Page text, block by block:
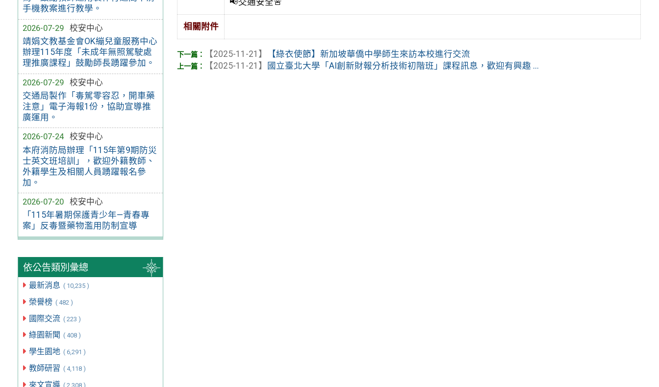
手機教案進行教學。
2026-07-29
校安中心
靖娟文教基金會OK繃兒童服務中心
辦理115年度「未成年無照駕駛處
理推廣課程」鼓勵師長踴躍參加。
2026-07-29
校安中心
交通局製作「毒駕零容忍，開車藥
注意」電子海報1份，協助宣導推
廣運用。
2026-07-24
校安中心
本府消防局辦理「115年第9期防災
士英文班培訓」，歡迎外籍教師、
外籍學生及相關人員踴躍報名參
加。
2026-07-20
校安中心
「115年暑期保護青少年—青春專
案」反毒暨藥物濫用防制宣導
依公告類別彙總
最新消息 ( 10,235 )
榮譽榜 ( 482 )
國際交流 ( 223 )
綠園新聞 ( 408 )
學生園地 ( 6,291 )
教師研習 ( 4,118 )
來文宣導 ( 2,308 )
相關附件
【2025-11-21】
【綠衣使節】新加坡華僑中學師生來訪本校進行交流
【2025-11-21】 國立臺北大學「AI創新財報分析技術初階班」課程訊息，歡迎有興趣 ...